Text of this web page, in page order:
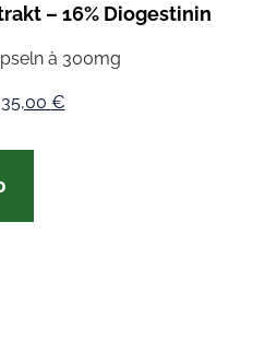
– 16% Diogestinin
à 300mg
35,00 €